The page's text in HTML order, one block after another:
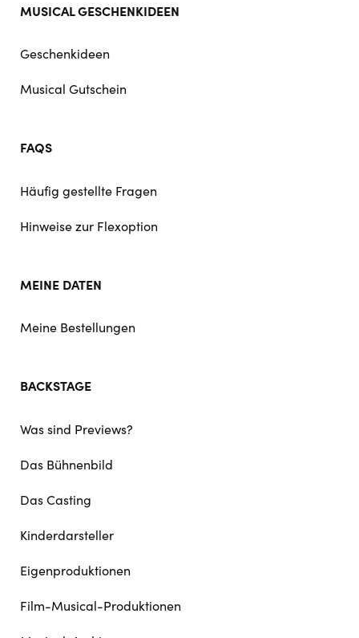
MUSICAL GESCHENKIDEEN
Geschenkideen
Musical Gutschein
FAQS
Häufig gestellte Fragen
Hinweise zur Flexoption
MEINE DATEN
Meine Bestellungen
BACKSTAGE
Was sind Previews?
Das Bühnenbild
Das Casting
Kinderdarsteller
Eigenproduktionen
Film-Musical-Produktionen